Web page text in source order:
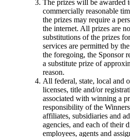
The prizes will be awarded
commercially reasonable
the prizes may require a
the internet. All prizes are
substitutions of the prizes
services are permitted by
the foregoing, the Sponsor
a substitute prize of
reason.
All federal, state, local and
licenses, title and/or
associated with winning a
responsibility of the
affiliates, subsidiaries and
agencies, and each of their
employees, agents and